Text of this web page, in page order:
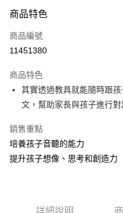
信用卡一次付款
超商取貨付款
Apple Pay
街口支付
悠遊付
Google Pay
商品特色
商品編號
11451380
商品特色
其實透過教具就能隨時跟
文，幫助家長與孩子進行對
銷售重點
培養孩子音聽的能力
提升孩子想像、思考和創造力
詳細說明